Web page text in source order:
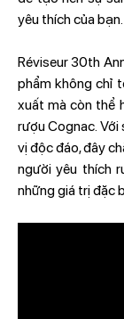
yêu thích của bạn.
Réviseur 30th
phẩm không chỉ
xuất mà còn thể
rượu Cognac.
vị độc đáo, đây
người yêu thích
những giá trị đặc